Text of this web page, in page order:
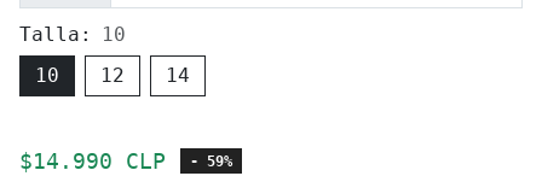
Talla:
10
10
12 14
Precio de oferta
$14.990 CLP - 59%